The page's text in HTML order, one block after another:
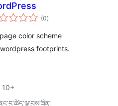
(0གདེང་
འཇོག་
ཚང་།
)
color scheme
footprints.
10+